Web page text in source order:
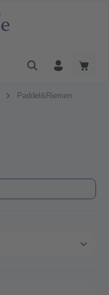
Paddel&Riemen